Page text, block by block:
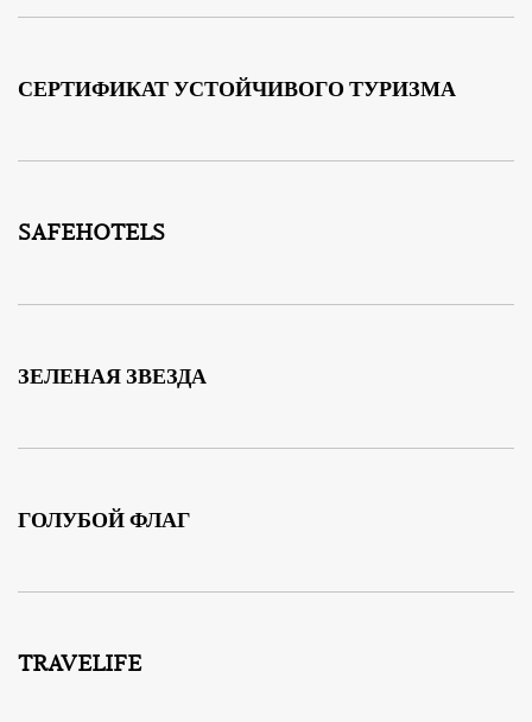
СЕРТИФИКАТ УСТОЙЧИВОГО ТУРИЗМА
SAFEHOTELS
ЗЕЛЕНАЯ ЗВЕЗДА
ГОЛУБОЙ ФЛАГ
TRAVELIFE